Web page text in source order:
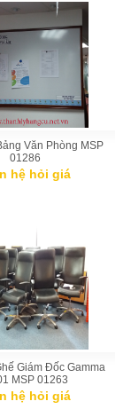
Văn Phòng MSP
01286
hệ hỏi giá
Giám Đốc Gamma
MSP 01263
hệ hỏi giá